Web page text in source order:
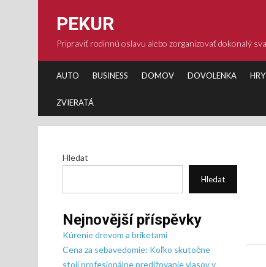
contentPEKUR
Pripraviť rodinnú oslavu alebo zorganizovať dokonalý
AUTO BUSINESS DOMOV DOVOLENKA HRY
ZVIERATÁ
Hledat
Hledat
Nejnovější příspěvky
Kúrenie drevom a briketami
Cena za sebavedomie: Koľko skutočne
stojí profesionálne predlžovanie vlasov v